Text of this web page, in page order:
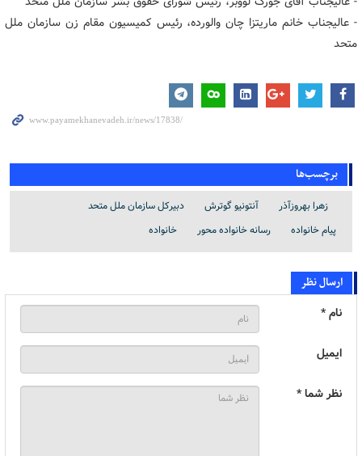
- عالیجناب خانم ماریتزا چان والورده، رئیس کمیسیون مقام زن سازمان ملل
متحد
برچسب‌ها
زهرا بهروزآذر آنتونیو گوترش
دبیرکل سازمان ملل متحد
پیام خانواده
رسانه خانواده محور خانواده
ارسال نظر
نام *
ایمیل
نظر شما *